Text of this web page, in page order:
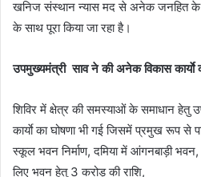
खनिज संस्थान न्यास मद से अनेक जनहित के
के साथ पूरा किया जा रहा है।
उपमुख्यमंत्री साव ने की अनेक विकास कार्याे
शिविर में क्षेत्र की समस्याओं के समाधान हेतु
कार्याे का घोषणा भी गई जिसमें प्रमुख रूप से
स्कूल भवन निर्माण, दमिया में आंगनबाड़ी भवन,
लिए भवन हेतु 3 करोड़ की राशि,